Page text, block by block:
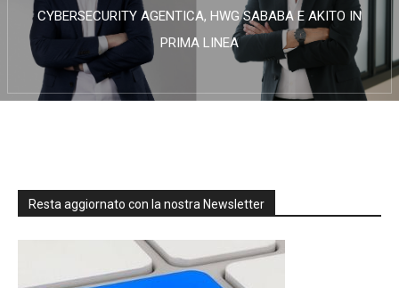
CYBERSECURITY AGENTICA, HWG SABABA E AKITO IN
PRIMA LINEA
Resta aggiornato con la nostra Newsletter